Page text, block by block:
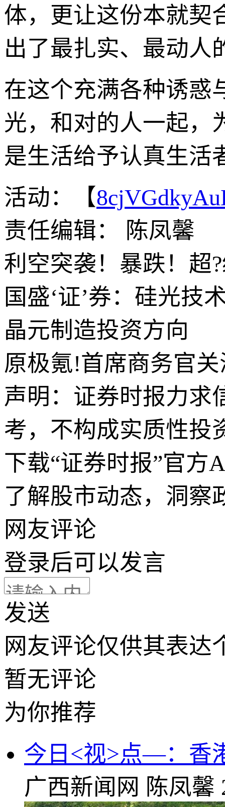
体，更让这份本就契
出了最扎实、最动人
在这个充满各种诱惑
光，和对的人一起，
是生活给予认真生活
活动：【
责任编辑： 陈凤馨
利空突袭！暴跌！超
国盛‘证’券：硅光技
晶元制造投资方向
原极氪!首席商务官
声明：证券时报力求
考，不构成实质性投
下载“证券时报”官方
了解股市动态，洞察
网友评论
登录后可以发言
发送
网友评论仅供其表达
暂无评论
为你推荐
今日<视>点—：香
广西新闻网 陈凤馨